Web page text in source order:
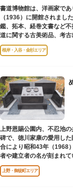
書道博物館は、洋画家で
（1936）に開館されまし
鑑、拓本、経巻文書など
道に関する古美術品、考
む約16000点が収蔵されて
根岸・入谷・金杉エリア
上野恩賜公園内、不忍池
碑で、徳川家康の愛用し
合により昭和43年（1968
者や建立者の名が刻まれて
上野・御徒町エリア